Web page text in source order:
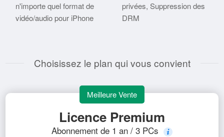
n'importe quel format de
vidéo/audio pour iPhone
privées, Suppression des
DRM
Choisissez le plan qui vous convient
Meilleure Vente
Licence Premium
Abonnement de 1 an / 3 PCs